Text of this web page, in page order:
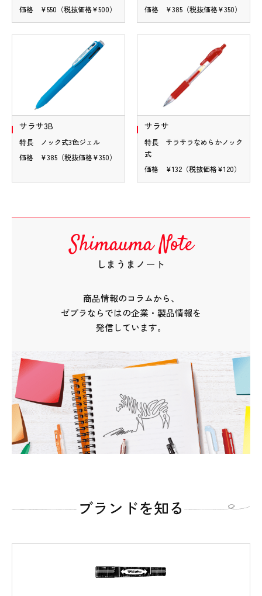
価格 ¥550（税抜価格¥500） 価格 ¥385（税抜価格¥350）
サラサ3B
特長 ノック式3色ジェル
価格 ¥385（税抜価格¥350）
サラサ
特長 サラサラなめらかノック
式
価格 ¥132（税抜価格¥120）
Shimauma Note
しまうまノート
商品情報のコラムから、
ゼブラならではの企業・製品情報を
発信しています。
ブランドを知る